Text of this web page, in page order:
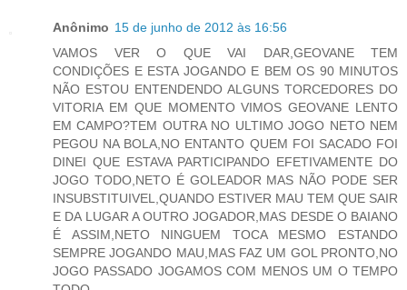
Anônimo 15 de junho de 2012 às 16:56
VAMOS VER O QUE VAI DAR,GEOVANE TEM
CONDIÇÕES E ESTA JOGANDO E BEM OS 90 MINUTOS
NÃO ESTOU ENTENDENDO ALGUNS TORCEDORES DO
VITORIA EM QUE MOMENTO VIMOS GEOVANE LENTO
EM CAMPO?TEM OUTRA NO ULTIMO JOGO NETO NEM
PEGOU NA BOLA,NO ENTANTO QUEM FOI SACADO FOI
DINEI QUE ESTAVA PARTICIPANDO EFETIVAMENTE DO
JOGO TODO,NETO É GOLEADOR MAS NÃO PODE SER
INSUBSTITUIVEL,QUANDO ESTIVER MAU TEM QUE SAIR
E DA LUGAR A OUTRO JOGADOR,MAS DESDE O BAIANO
É ASSIM,NETO NINGUEM TOCA MESMO ESTANDO
SEMPRE JOGANDO MAU,MAS FAZ UM GOL PRONTO,NO
JOGO PASSADO JOGAMOS COM MENOS UM O TEMPO